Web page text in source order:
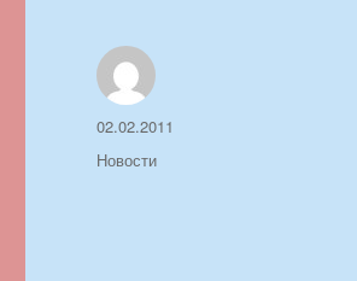
Автор
Опубликовано
02.02.2011
Рубрики
Новости